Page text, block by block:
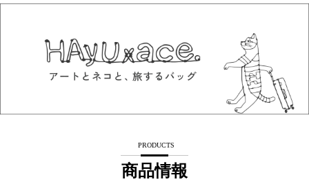
PRODUCTS
商品情報